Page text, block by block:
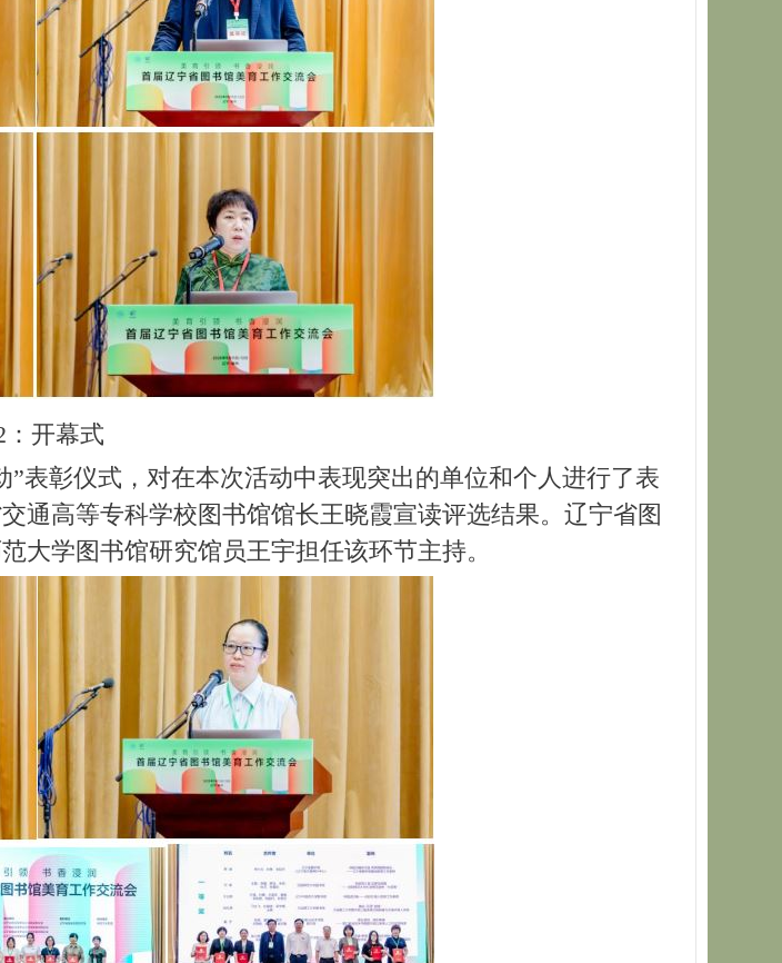
：开幕式
表彰仪式，对在本次活动中表现突出的单位和个人进行了表
通高等专科学校图书馆馆长王晓霞宣读评选结果。辽宁省图
大学图书馆研究馆员王宇担任该环节主持。